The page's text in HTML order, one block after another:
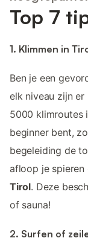
Top 7
1. Klimmen in
Ben je een
elk niveau zijn
5000 klimroutes
beginner bent,
begeleiding de
afloop je spieren
Tirol. Deze
of sauna!
2. Surfen of